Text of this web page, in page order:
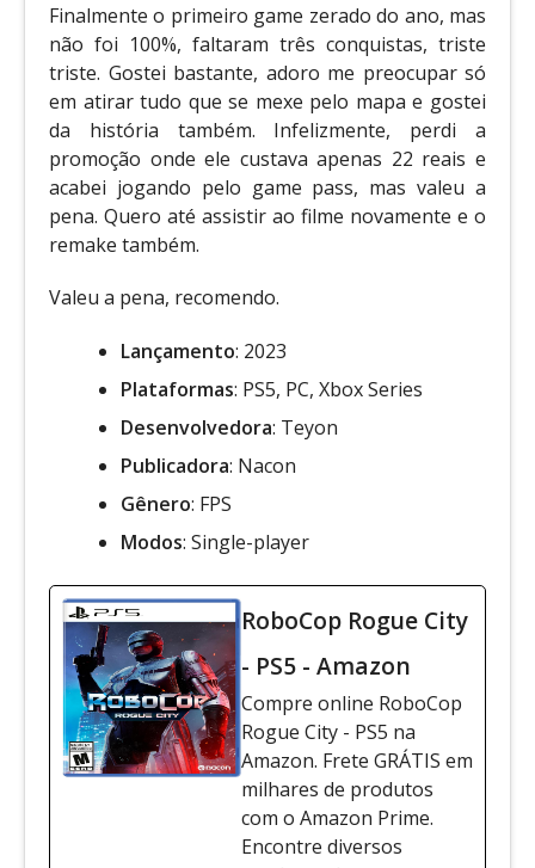
Finalmente o primeiro game zerado do ano, mas
não foi 100%, faltaram três conquistas, triste
triste. Gostei bastante, adoro me preocupar só
em atirar tudo que se mexe pelo mapa e gostei
da história também. Infelizmente, perdi a
promoção onde ele custava apenas 22 reais e
acabei jogando pelo game pass, mas valeu a
pena. Quero até assistir ao filme novamente e o
remake também.
Valeu a pena, recomendo.
Lançamento: 2023
Plataformas: PS5, PC, Xbox Series
Desenvolvedora: Teyon
Publicadora: Nacon
Gênero: FPS
Modos: Single-player
RoboCop Rogue City
- PS5 - Amazon
Compre online RoboCop
Rogue City - PS5 na
Amazon. Frete GRÁTIS em
milhares de produtos
com o Amazon Prime.
Encontre diversos